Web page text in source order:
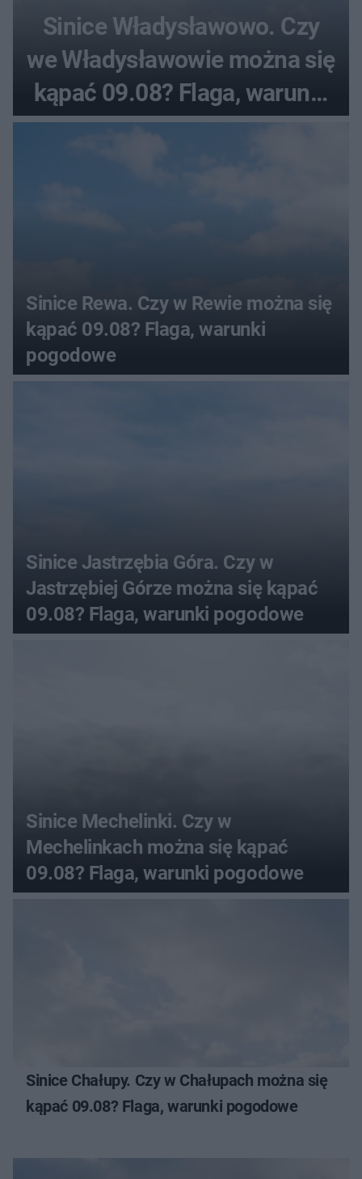
Sinice Władysławowo. Czy
we Władysławowie można się
kąpać 09.08? Flaga, warunki
pogodowe
Sinice Rewa. Czy w Rewie można się
kąpać 09.08? Flaga, warunki
pogodowe
Sinice Jastrzębia Góra. Czy w
Jastrzębiej Górze można się kąpać
09.08? Flaga, warunki pogodowe
Sinice Mechelinki. Czy w
Mechelinkach można się kąpać
09.08? Flaga, warunki pogodowe
Sinice Chałupy. Czy w Chałupach można się
kąpać 09.08? Flaga, warunki pogodowe